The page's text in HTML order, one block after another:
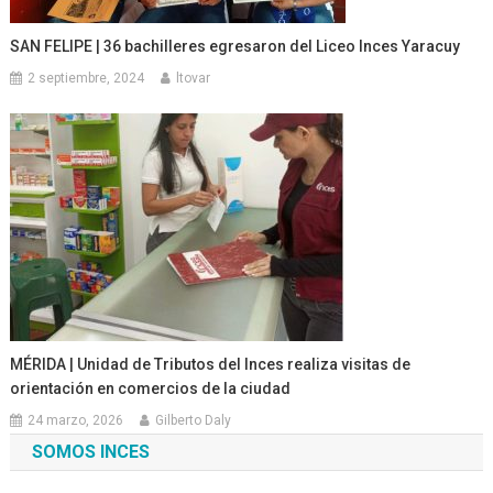
SAN FELIPE | 36 bachilleres egresaron del Liceo Inces Yaracuy
2 septiembre, 2024 ltovar
MÉRIDA | Unidad de Tributos del Inces realiza visitas de
orientación en comercios de la ciudad
24 marzo, 2026 Gilberto Daly
SOMOS INCES